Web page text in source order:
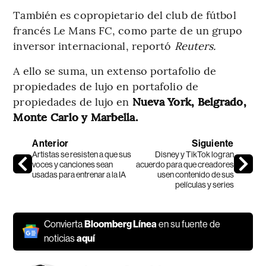
También es copropietario del club de fútbol
francés Le Mans FC, como parte de un grupo
inversor internacional, reportó Reuters.
A ello se suma, un extenso portafolio de
propiedades de lujo en portafolio de
propiedades de lujo en Nueva York, Belgrado,
Monte Carlo y Marbella.
Anterior
Artistas se resisten a que sus
voces y canciones sean
usadas para entrenar a la IA
Siguiente
Disney y TikTok logran
acuerdo para que creadores
usen contenido de sus
películas y series
ConviertaBloomberg Línea en su fuente de
noticiasaquí